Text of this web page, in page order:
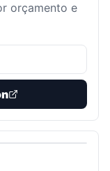
orçamento e